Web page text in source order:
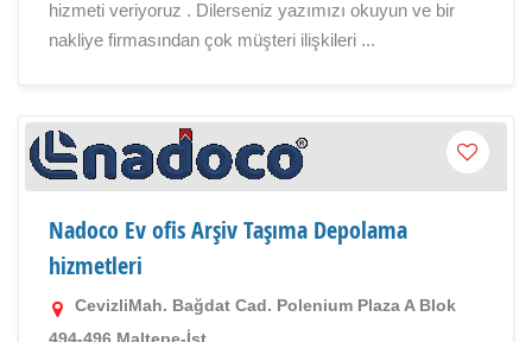
hizmeti veriyoruz . Dilerseniz yazımızı okuyun ve bir
nakliye firmasından çok müşteri ilişkileri ...
Nadoco Ev ofis Arşiv Taşıma Depolama
hizmetleri
CevizliMah. Bağdat Cad. Polenium Plaza A Blok